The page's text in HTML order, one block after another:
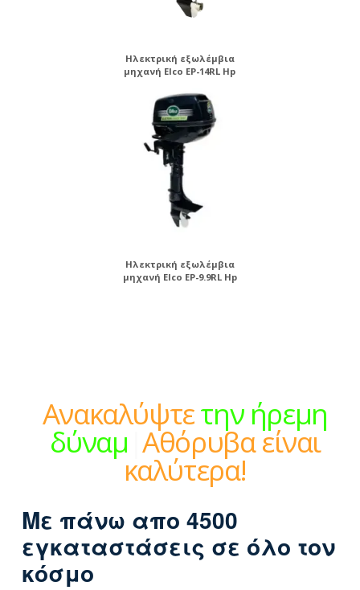
Ηλεκτρική εξωλέμβια
μηχανή Elco EP-14RL Hp
Ηλεκτρική εξωλέμβια
μηχανή Elco EP-9.9RL Hp
Ανακαλύψτετην ήρεμη
δύναμη |Αθόρυβα είναι
καλύτερα!
Με πάνω απο 4500
εγκαταστάσεις σε όλο τον
κόσμο